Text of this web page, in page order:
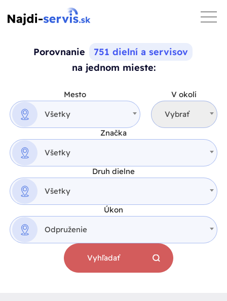
toggle
Porovnanie
751 dielní a servisov
na jednom mieste:
Mesto
Všetky
V okolí
Vybrať
Značka
Všetky
Druh dielne
Všetky
Úkon
Odpruženie
Vyhľadať